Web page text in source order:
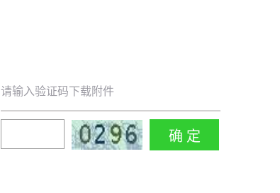
请输入验证码下载附件